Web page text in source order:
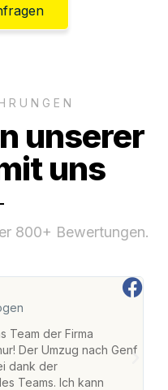
unserer
uns
800+ Bewertungen.
Team der Firma
Der Umzug nach Genf
dank der
Teams. Ich kann